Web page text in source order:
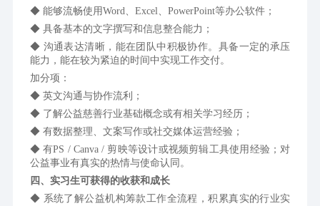
◆ 能够流畅使用Word、Excel、PowerPoint等办公软件；
◆ 具备基本的文字撰写和信息整合能力；
◆ 沟通表达清晰，能在团队中积极协作。 具备一定的承压
能力，能在较为紧迫的时间中实现工作交付。
加分项：
◆ 英文沟通与协作流利；
◆ 了解公益慈善行业基础概念或有相关学习经历；
◆ 有数据整理、文案写作或社交媒体运营经验；
◆ 有PS / Canva / 剪映等设计或视频剪辑工具使用经验；对
公益事业有真实的热情与使命认同 。
四、实习生可获得的收获和成长
◆ 系统了解公益机构筹款工作全流程，积累真实的行业实